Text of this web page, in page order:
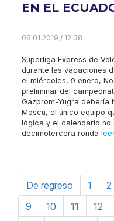
EN EL
08.01.2019 / 12:38
Superliga Express de
durante las vacaciones
el miércoles, 9 enero,
preliminar del
Gazprom-Yugra debería
Moscú, el único equipo
lógica y el calendario no
decimotercera ronda
De regreso 1 2
9
10 11 12